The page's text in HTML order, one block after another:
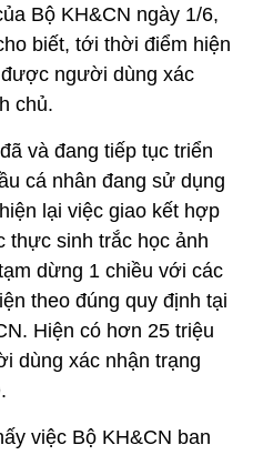
Bộ KH&CN ngày 1/6,
biết, tới thời điểm hiện
người dùng xác
chủ.
và đang tiếp tục triển
cá nhân đang sử dụng
lại việc giao kết hợp
thực sinh trắc học ảnh
dừng 1 chiều với các
theo đúng quy định tại
Hiện có hơn 25 triệu
dùng xác nhận trạng
việc Bộ KH&CN ban